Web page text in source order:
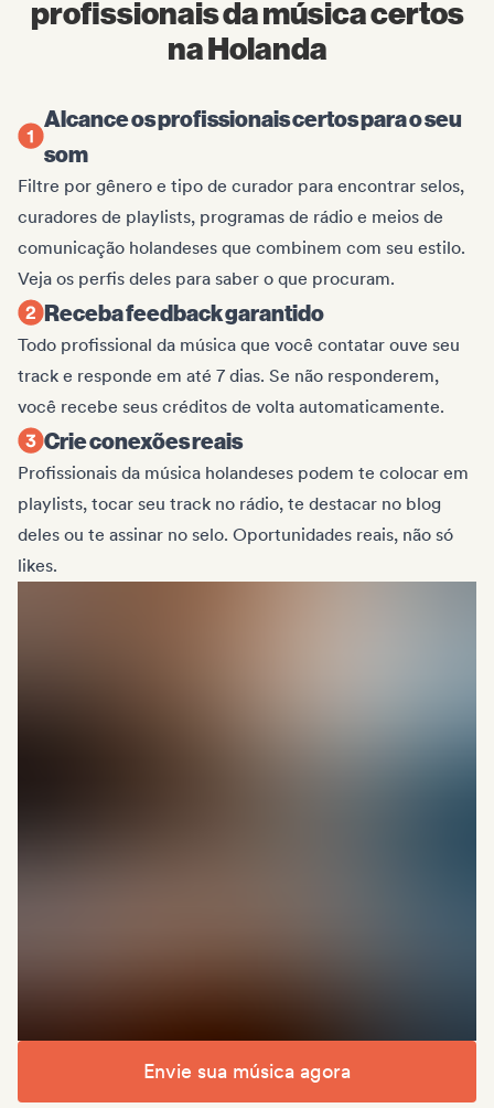
profissionais da música certos
na Holanda
Alcance os profissionais certos para o seu
som
Filtre por gênero e tipo de curador para encontrar selos,
curadores de playlists, programas de rádio e meios de
comunicação holandeses que combinem com seu estilo.
Veja os perfis deles para saber o que procuram.
Receba feedback garantido
Todo profissional da música que você contatar ouve seu
track e responde em até 7 dias. Se não responderem,
você recebe seus créditos de volta automaticamente.
Crie conexões reais
Profissionais da música holandeses podem te colocar em
playlists, tocar seu track no rádio, te destacar no blog
deles ou te assinar no selo. Oportunidades reais, não só
likes.
Envie sua música agora